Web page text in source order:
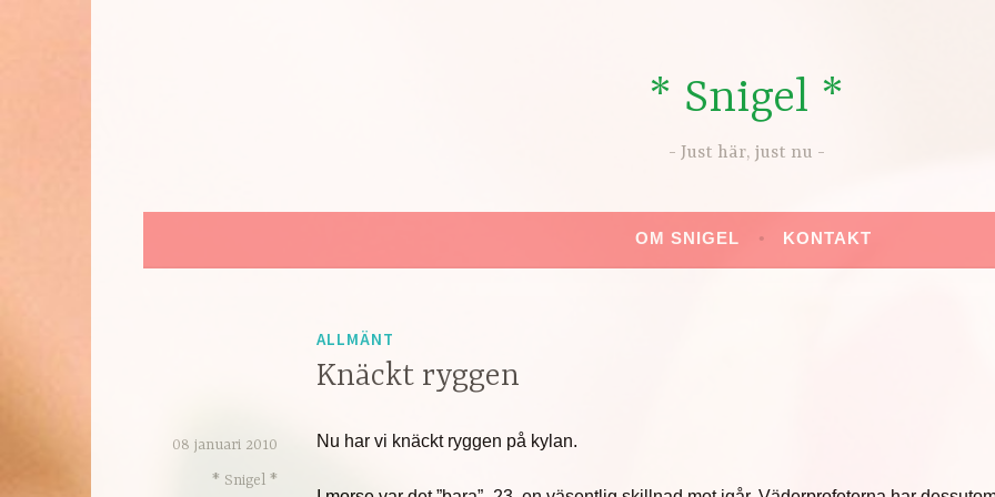
* Snigel *
Just här, just nu
OM SNIGEL KONTAKT
ALLMÄNT
Knäckt ryggen
08 januari 2010
* Snigel *
Nu har vi knäckt ryggen på kylan.